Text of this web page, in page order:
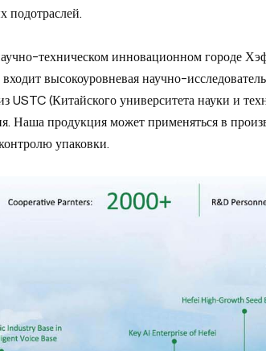
подотраслей.
техническом инновационном городе
высокоуровневая научно-
USTC (Китайского университета науки и
Наша продукция может применяться в
упаковки.